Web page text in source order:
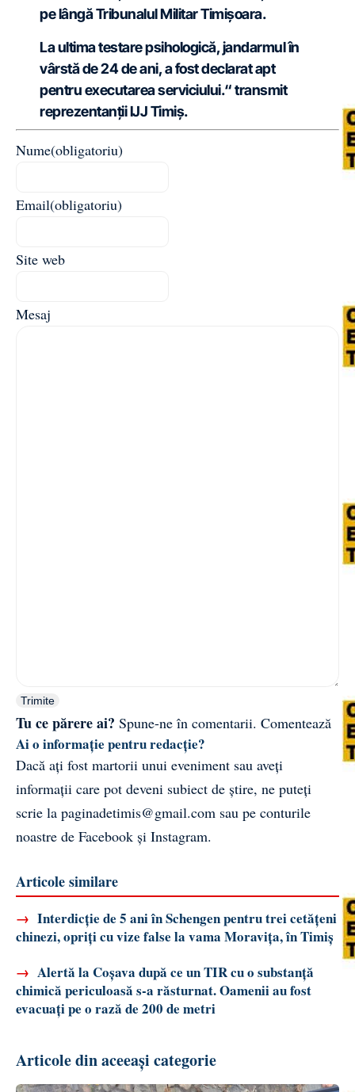
pe lângă Tribunalul Militar Timișoara.
La ultima testare psihologică, jandarmul în
vârstă de 24 de ani, a fost declarat apt
pentru executarea serviciului.“transmit
reprezentanții IJJ Timiș.
Nume(obligatoriu)
Email(obligatoriu)
Site web
Mesaj
Trimite
Tu ce părere ai? Spune-ne în comentarii. Comentează
Ai o informație pentru redacție?
Dacă ați fost martorii unui eveniment sau aveți
informații care pot deveni subiect de știre, ne puteți
scrie la paginadetimis@gmail.com sau pe conturile
noastre de Facebook și Instagram.
Articole similare
→ Interdicție de 5 ani în Schengen pentru trei cetățeni
chinezi, opriți cu vize false la vama Moravița, în Timiș
→ Alertă la Coșava după ce un TIR cu o substanță
chimică periculoasă s-a răsturnat. Oamenii au fost
evacuați pe o rază de 200 de metri
Articole din aceeași categorie